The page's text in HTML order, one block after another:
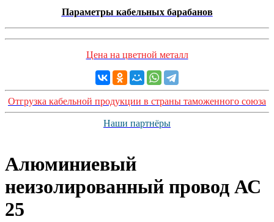
Параметры кабельных барабанов
Цена на цветной металл
Отгрузка кабельной продукции в страны таможенного союза
Наши партнёры
Алюминиевый
неизолированный провод АС
25